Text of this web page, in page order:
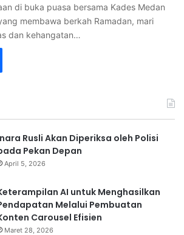
di buka puasa bersama Kades Medan
membawa berkah Ramadan, mari
dan kehangatan…
Rusli Akan Diperiksa oleh Polisi
Pekan Depan
April 5, 2026
AI untuk Menghasilkan
Melalui Pembuatan
Carousel Efisien
Maret 28, 2026